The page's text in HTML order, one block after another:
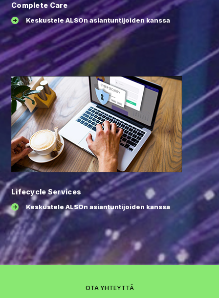
Complete Care
Keskustele ALSOn asiantuntijoiden kanssa
Lifecycle Services
Keskustele ALSOn asiantuntijoiden kanssa
OTA YHTEYTTÄ